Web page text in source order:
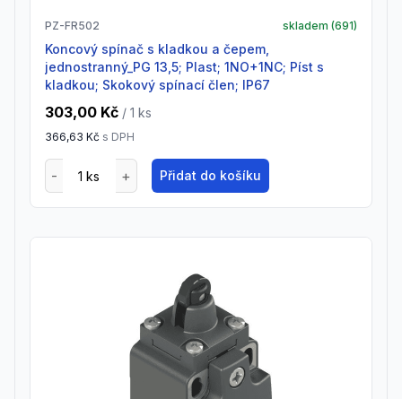
PZ-FR502 skladem (691)
Koncový spínač s kladkou a čepem,
jednostranný_PG 13,5; Plast; 1NO+1NC; Píst s
kladkou; Skokový spínací člen; IP67
303,00 Kč / 1 ks
366,63 Kč s DPH
Přidat do košíku